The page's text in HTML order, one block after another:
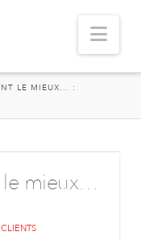
LE MIEUX... :
le mieux…